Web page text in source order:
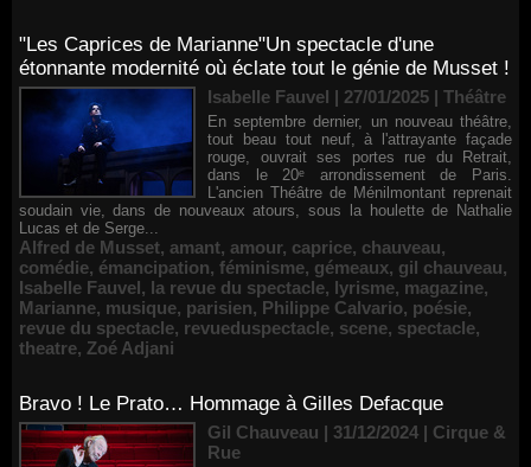
"Les Caprices de Marianne"Un spectacle d'une
étonnante modernité où éclate tout le génie de Musset !
Isabelle Fauvel | 27/01/2025 | Théâtre
En septembre dernier, un nouveau théâtre,
tout beau tout neuf, à l'attrayante façade
rouge, ouvrait ses portes rue du Retrait,
dans le 20ᵉ arrondissement de Paris.
L'ancien Théâtre de Ménilmontant reprenait
soudain vie, dans de nouveaux atours, sous la houlette de Nathalie
Lucas et de Serge...
Alfred de Musset, amant, amour, caprice, chauveau,
comédie, émancipation, féminisme, gémeaux, gil chauveau,
Isabelle Fauvel, la revue du spectacle, lyrisme, magazine,
Marianne, musique, parisien, Philippe Calvario, poésie,
revue du spectacle, revueduspectacle, scene, spectacle,
theatre, Zoé Adjani
Bravo ! Le Prato… Hommage à Gilles Defacque
Gil Chauveau | 31/12/2024 | Cirque &
Rue